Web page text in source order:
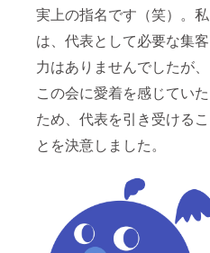
実上の指名です（笑）。私
は、代表として必要な集客
力はありませんでしたが、
この会に愛着を感じていた
ため、代表を引き受けるこ
とを決意しました。